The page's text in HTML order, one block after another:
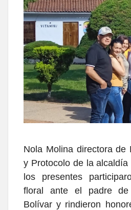
Nola Molina directora de
y Protocolo de la
los presentes
floral ante el padre
Bolívar y rindieron